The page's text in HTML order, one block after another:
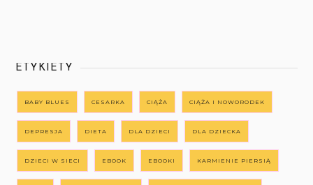
ETYKIETY
BABY BLUES CESARKA CIĄŻA CIĄŻA I NOWORODEK
DEPRESJA DIETA DLA DZIECI DLA DZIECKA
DZIECI W SIECI EBOOK EBOOKI KARMIENIE PIERSIĄ